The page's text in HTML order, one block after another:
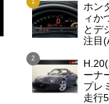
ホン
ィか
とデ
注目
ーナ
プレ
走行